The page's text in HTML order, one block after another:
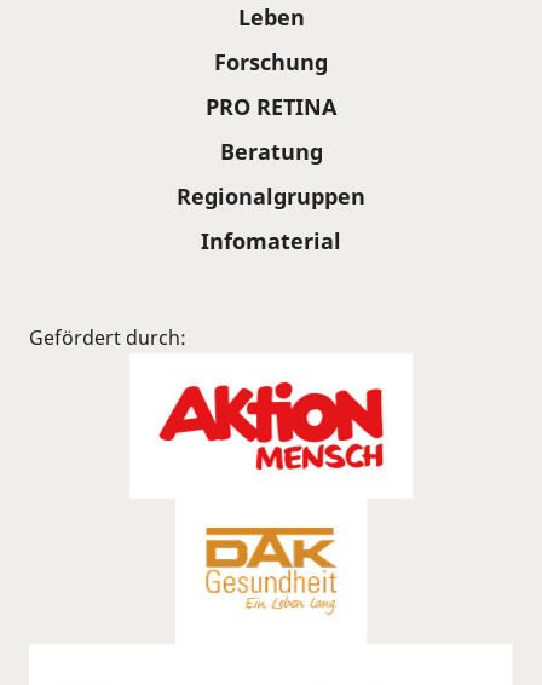
Leben
Forschung
PRO RETINA
Beratung
Regionalgruppen
Infomaterial
Gefördert durch: